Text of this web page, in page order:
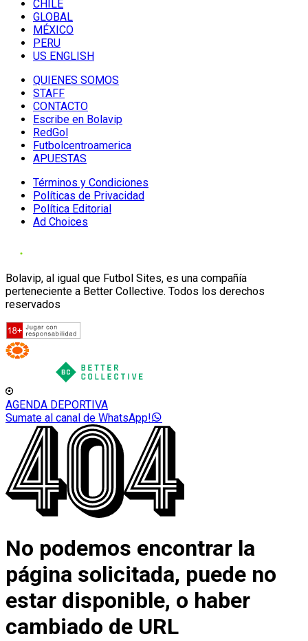
CHILE
GLOBAL
MÉXICO
PERU
US ENGLISH
QUIENES SOMOS
STAFF
CONTACTO
Escribe en Bolavip
RedGol
Futbolcentroamerica
APUESTAS
Términos y Condiciones
Políticas de Privacidad
Política Editorial
Ad Choices
Bolavip, al igual que Futbol Sites, es una compañía
perteneciente a Better Collective. Todos los derechos
reservados
AGENDA DEPORTIVA
Sumate al canal de WhatsApp!
No podemos encontrar la
página solicitada, puede no
estar disponible, o haber
cambiado de URL